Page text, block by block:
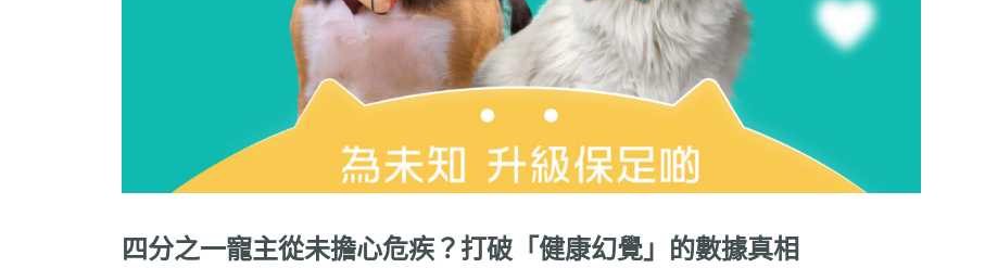
四分之一寵主從未擔心危疾？打破「健康幻覺」的數據真相